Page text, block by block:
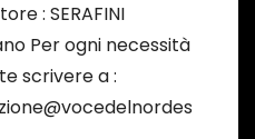
: SERAFINI
Per ogni necessità
scrivere a :